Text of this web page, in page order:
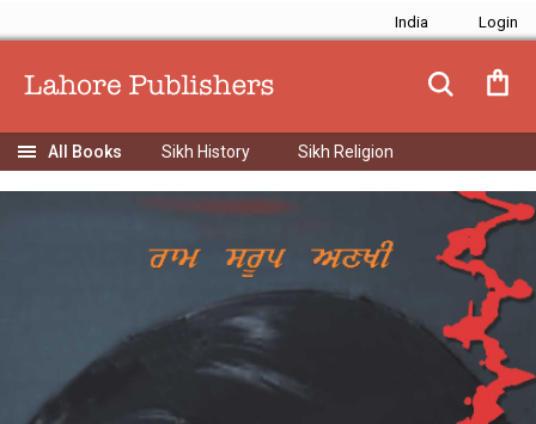
India
Sikh History Sikh Religion